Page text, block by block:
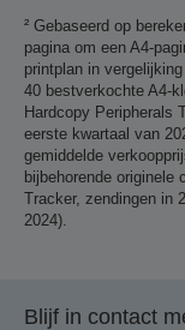
² Gebaseerd op
pagina om een A4-
printplan in
40 bestverkochte A4-
Hardcopy Peripherals
eerste kwartaal van
gemiddelde
bijbehorende originele
Tracker, zendingen in
2024).
Blijf in contact